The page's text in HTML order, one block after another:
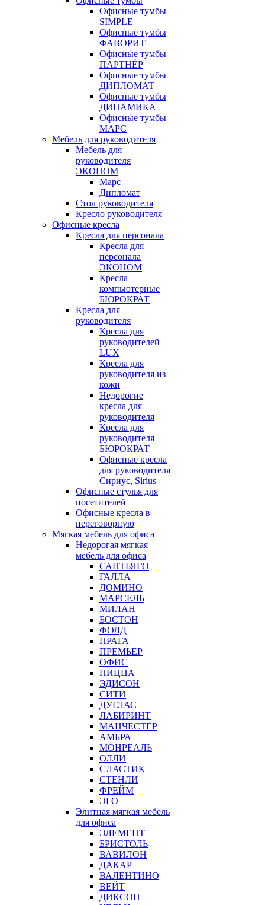
Офисные тумбы
SIMPLE
Офисные тумбы
ФАВОРИТ
Офисные тумбы
ПАРТНЁР
Офисные тумбы
ДИПЛОМАТ
Офисные тумбы
ДИНАМИКА
Офисные тумбы
МАРС
Мебель для руководителя
Мебель для
руководителя
ЭКОНОМ
Марс
Дипломат
Стол руководителя
Кресло руководителя
Офисные кресла
Кресла для персонала
Кресла для
персонала
ЭКОНОМ
Кресла
компьютерные
БЮРОКРАТ
Кресла для
руководителя
Кресла для
руководителей
LUX
Кресла для
руководителя из
кожи
Недорогие
кресла для
руководителя
Кресла для
руководителя
БЮРОКРАТ
Офисные кресла
для руководителя
Сириус, Sirius
Офисные стулья для
посетителей
Офисные кресла в
переговорную
Мягкая мебель для офиса
Недорогая мягкая
мебель для офиса
САНТЬЯГО
ГАЛЛА
ДОМИНО
МАРСЕЛЬ
МИЛАН
БОСТОН
ФОЛД
ПРАГА
ПРЕМЬЕР
ОФИС
НИЦЦА
ЭДИСОН
СИТИ
ДУГЛАС
ЛАБИРИНТ
МАНЧЕСТЕР
АМБРА
МОНРЕАЛЬ
ОЛЛИ
СЛАСТИК
СТЕНЛИ
ФРЕЙМ
ЭГО
Элитная мягкая мебель
для офиса
ЭЛЕМЕНТ
БРИСТОЛЬ
ВАВИЛОН
ДАКАР
ВАЛЕНТИНО
ВЕЙТ
ДИКСОН